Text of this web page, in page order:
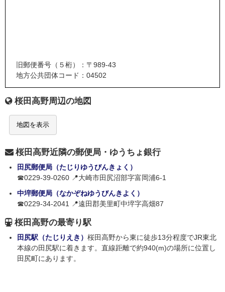
旧郵便番号（５桁）：〒989-43
地方公共団体コード：04502
桜田高野周辺の地図
地図を表示
桜田高野近隣の郵便局・ゆうちょ銀行
田尻郵便局（たじりゆうびんきょく）
☎0229-39-0260 📍大崎市田尻沼部字富岡浦6-1
中埣郵便局（なかぞねゆうびんきよく）
☎0229-34-2041 📍遠田郡美里町中埣字高畑87
桜田高野の最寄り駅
田尻駅（たじりえき） 桜田高野から東に徒歩13分程度でJR東北
本線の田尻駅に着きます。直線距離で約940(m)の場所に位置し
田尻町にあります。